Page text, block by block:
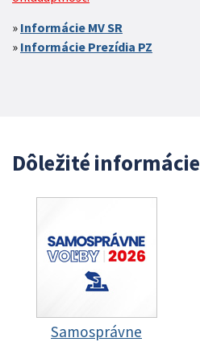
Informácie MV SR
Informácie Prezídia PZ
Dôležité informácie
Samosprávne